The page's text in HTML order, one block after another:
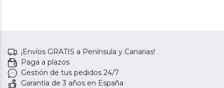
¡Envíos GRATIS a Península y Canarias!
Paga a plazos
Gestión de tus pedidos 24/7
Garantía de 3 años en España